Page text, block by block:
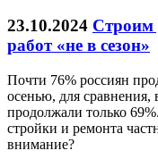
23.10.2024 Строим
работ «не в сезон»
Почти 76% россиян
осенью, для сравнения,
продолжали только
стройки и ремонта
внимание?